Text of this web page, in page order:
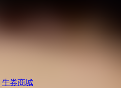
牛券商城